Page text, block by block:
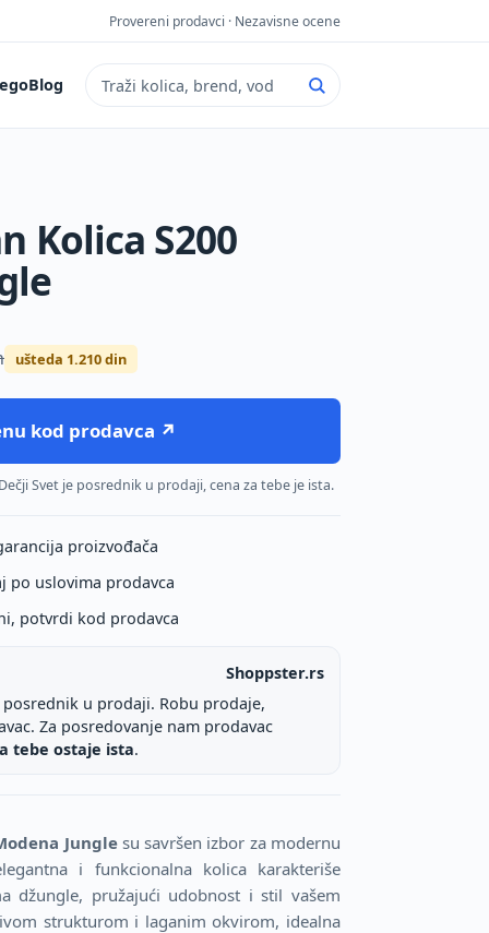
Provereni prodavci · Nezavisne ocene
Blog
Pretraga sajta
Kolica S200
ušteda 1.210 din
kod prodavca ↗
Svet je posrednik u prodaji, cena za tebe je ista.
proizvođača
po uslovima prodavca
potvrdi kod prodavca
Shoppster.rs
posrednik u prodaji. Robu prodaje,
Za posredovanje nam prodavac
tebe ostaje ista.
Junglesu savršen izbor za modernu
i funkcionalna kolica karakteriše
džungle, pružajući udobnost i stil vašem
strukturom i laganim okvirom, idealna